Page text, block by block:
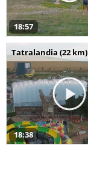
18:57
Tatralandia (22 km)
18:38